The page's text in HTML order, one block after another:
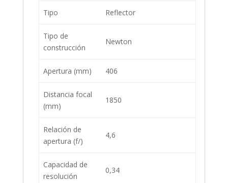
Tipo Reflector
Tipo de
construcción
Newton
Apertura (mm) 406
Distancia focal
(mm)
1850
Relación de
apertura (f/)
4,6
Capacidad de
resolución
0,34